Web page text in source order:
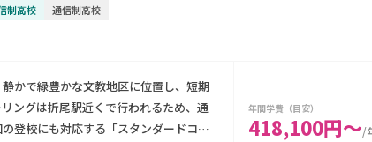
制高校 通信制高校
かで緑豊かな文教地区に位置し、短期
ングは折尾駅近くで行われるため、通
登校にも対応する「スタンダードコー
年間学費（目安）
418,100円～/